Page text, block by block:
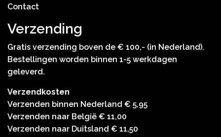
Contact
Verzending
Gratis verzending boven de € 100,- (in Nederland).
Bestellingen worden binnen 1-5 werkdagen
geleverd.
Verzendkosten
Verzenden binnen Nederland € 5,95
Verzenden naar België € 11,00
Verzenden naar Duitsland € 11,50